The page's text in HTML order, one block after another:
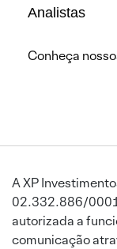
Analistas
Conheça
A XP
02.332.886/
autorizada a
comunicação